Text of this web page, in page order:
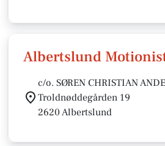
Albertslund
c/o. SØREN CHRISTIAN
Troldnøddegården 19
2620 Albertslund